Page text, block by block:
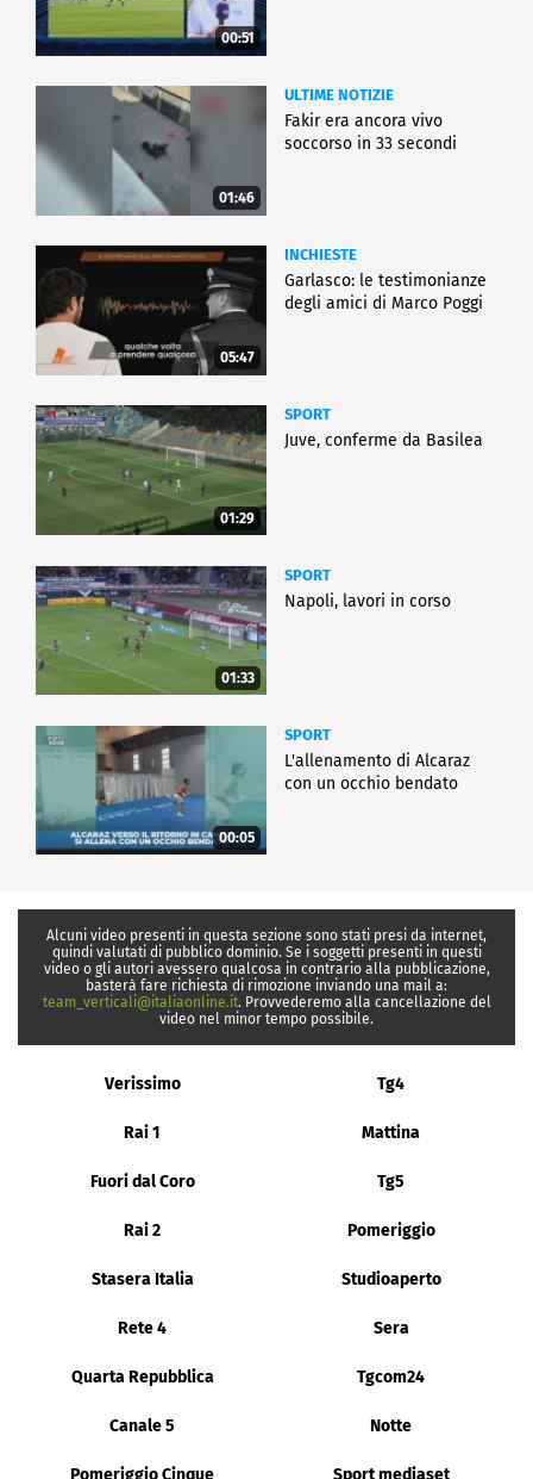
00:51
01:46
ULTIME NOTIZIE
Fakir era ancora vivo
soccorso in 33 secondi
05:47
INCHIESTE
Garlasco: le testimonianze
degli amici di Marco Poggi
01:29
SPORT
Juve, conferme da Basilea
01:33
SPORT
Napoli, lavori in corso
00:05
SPORT
L'allenamento di Alcaraz
con un occhio bendato
Alcuni video presenti in questa sezione sono stati presi da internet,
quindi valutati di pubblico dominio. Se i soggetti presenti in questi
video o gli autori avessero qualcosa in contrario alla pubblicazione,
basterà fare richiesta di rimozione inviando una mail a:
team_verticali@italiaonline.it. Provvederemo alla cancellazione del
video nel minor tempo possibile.
Verissimo Tg4
Rai 1 Mattina
Fuori dal Coro Tg5
Rai 2 Pomeriggio
Stasera Italia Studioaperto
Rete 4 Sera
Quarta Repubblica Tgcom24
Canale 5 Notte
Pomeriggio Cinque Sport mediaset